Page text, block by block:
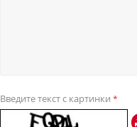
Введите текст с картинки *